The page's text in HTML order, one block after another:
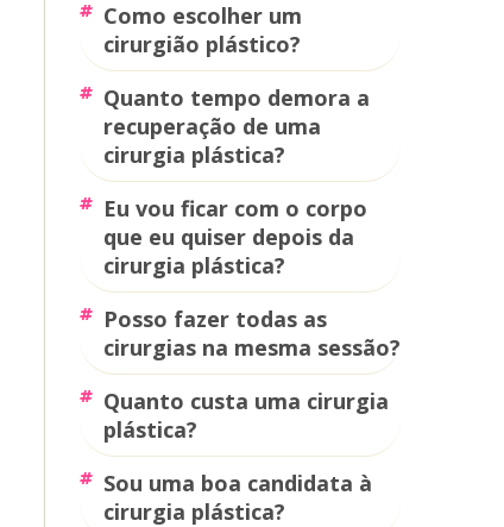
como escolher um
cirurgião plástico?
quanto tempo demora a
recuperação de uma
cirurgia plástica?
eu vou ficar com o corpo
que eu quiser depois da
cirurgia plástica?
posso fazer todas as
cirurgias na mesma sessão?
quanto custa uma cirurgia
plástica?
sou uma boa candidata à
cirurgia plástica?